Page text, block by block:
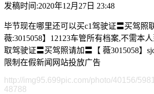
发稿时间:2020年12月27日 23:48
毕节现在哪里还可以买c1驾驶证〓买驾照
薇:3015058】12123车管所有档案,不需本
取驾驶证〓买驾照请加〓【 薇3015058】
限制在假新闻网站投放广告
http://img95.699pic.com/photo/40156/
48788